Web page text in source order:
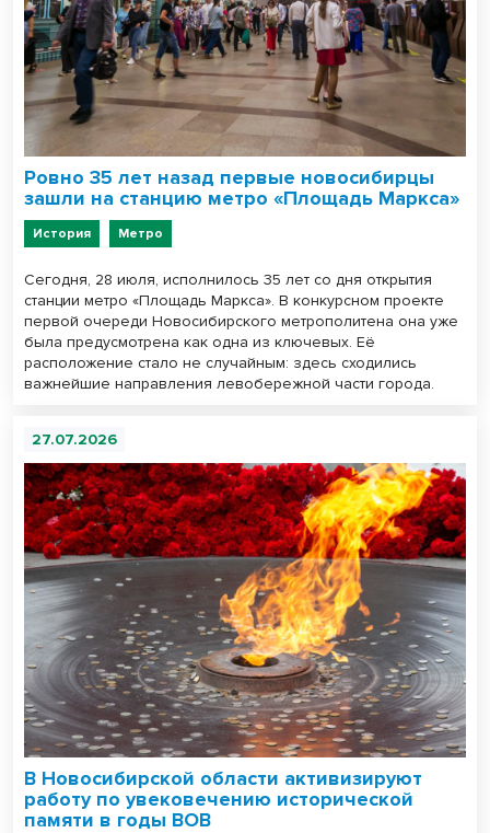
Ровно 35 лет назад первые новосибирцы
зашли на станцию метро «Площадь Маркса»
История Метро
Сегодня, 28 июля, исполнилось 35 лет со дня открытия
станции метро «Площадь Маркса». В конкурсном проекте
первой очереди Новосибирского метрополитена она уже
была предусмотрена как одна из ключевых. Её
расположение стало не случайным: здесь сходились
важнейшие направления левобережной части города.
27.07.2026
В Новосибирской области активизируют
работу по увековечению исторической
памяти в годы ВОВ